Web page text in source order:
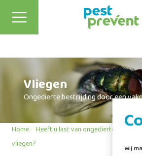
Vliegen
Ongedierte bestrijding door een
Home Heeft u last van ongedierte?
vliegen?
Wij